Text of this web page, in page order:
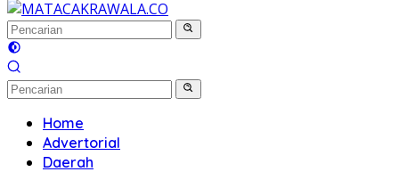
Home
Advertorial
Daerah